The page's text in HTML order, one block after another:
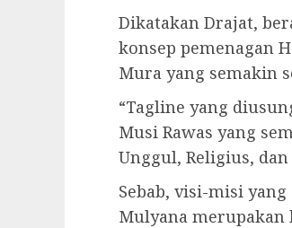
Dikatakan Drajat,
konsep pemenagan
Mura yang semakin
“Tagline yang
Musi Rawas yang
Unggul, Religius,
Sebab, visi-misi
Mulyana merupakan